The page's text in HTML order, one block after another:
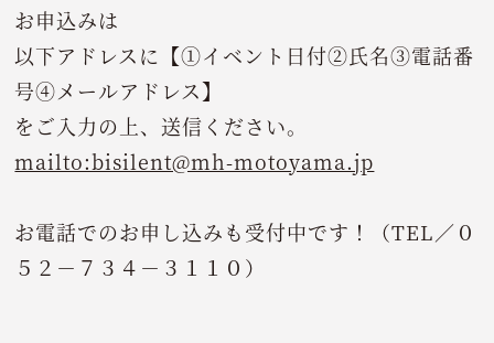
お申込みは
以下アドレスに【①イベント日付②氏名③電話番
号④メールアドレス】
をご入力の上、送信ください。
mailto:bisilent@mh-motoyama.jp
お電話でのお申し込みも受付中です！（TEL／０
５２－７３４－３１１０）